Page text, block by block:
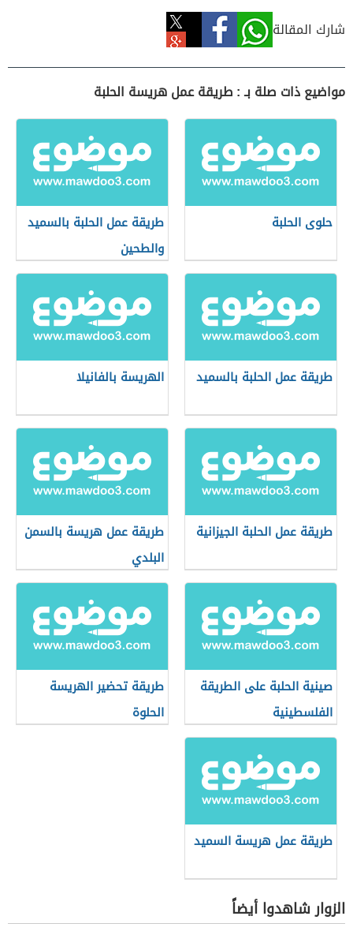
شارك المقالة
مواضيع ذات صلة بـ : طريقة عمل هريسة الحلبة
حلوى الحلبة
طريقة عمل الحلبة بالسميد
والطحين
طريقة عمل الحلبة بالسميد الهريسة بالفانيلا
طريقة عمل الحلبة الجيزانية
طريقة عمل هريسة بالسمن
البلدي
صينية الحلبة على الطريقة
الفلسطينية
طريقة تحضير الهريسة
الحلوة
طريقة عمل هريسة السميد
الزوار شاهدوا أيضاً